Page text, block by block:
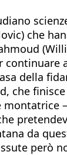
che
della
che
da
però